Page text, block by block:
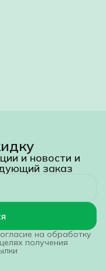
и новости и
заказ
на обработку
получения